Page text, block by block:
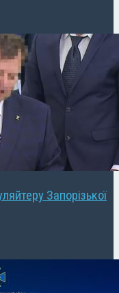
Запорізької